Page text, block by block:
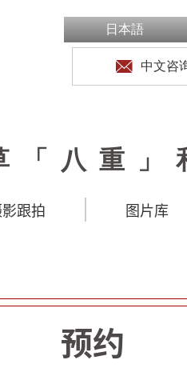
日本語
中文咨
「八重」
跟拍 图片库
预约